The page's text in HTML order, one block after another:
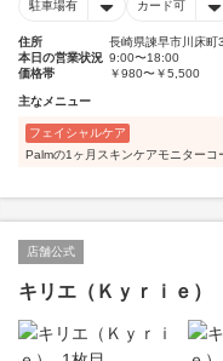
駐車場有 カード可
住所
長崎県諫早市川床町
本日の営業状況 9:00〜18:00
価格帯
￥980〜￥5,500
主なメニュー
フェイシャルケア
Palmの1ヶ月スキンケアモニター
店舗公式
キリエ（Ｋｙｒｉｅ）